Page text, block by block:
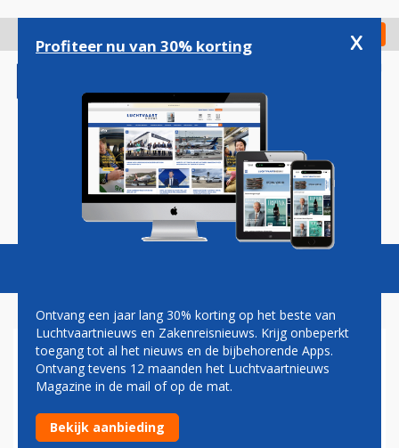
gaan
Check in
Magazine Podcasts Vacatures
A330MRTT
Airbus tekent contract voor A330 MRTT Full Mission
Simulator in Rijen (Noord-Brabant)
Profiteer nu van 30% korting x
Ontvang een jaar lang 30% korting op het beste van
Luchtvaartnieuws en Zakenreisnieuws. Krijg onbeperkt
toegang tot al het nieuws en de bijbehorende Apps.
Ontvang tevens 12 maanden het Luchtvaartnieuws
Magazine in de mail of op de mat.
Bekijk aanbieding